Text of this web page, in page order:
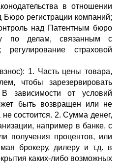
в отношении
Бюро регистрации компаний;
над Патентным бюро
по делам, связанным с
регулирование страховой
1. Часть цены товара,
чтобы зарезервировать
зависимости от условий
быть возвращен или не
состоится. 2. Сумма денег,
например в банке, с
получения процентов, или
брокеру, дилеру и т.д. в
каких-либо возможных